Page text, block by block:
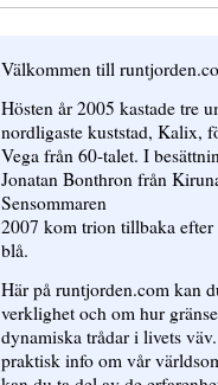
Välkommen till
Hösten år 2005 kastade tre
nordligaste kuststad, Kalix,
Vega från 60-talet. I
Jonatan Bonthron från
Sensommaren
2007 kom trion tillbaka efter
blå.
Här på runtjorden.com kan
verklighet och om hur
dynamiska trådar i livets
praktisk info om vår